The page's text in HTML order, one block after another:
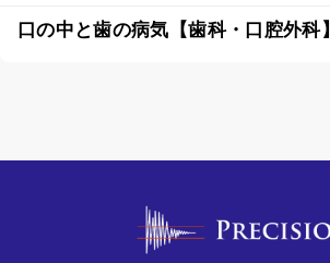
口の中と歯の病気【歯科・口腔外科】